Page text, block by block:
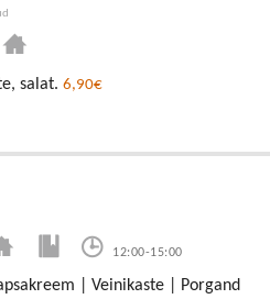
salat. 6,90€
12:00-15:00
| Veinikaste | Porgand